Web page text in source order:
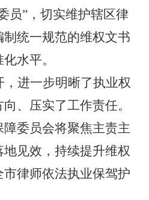
员”，切实维护辖区律
统一规范的维权文书
水平。
，进一步明晰了执业权
、压实了工作责任。
委员会将聚焦主责主
见效，持续提升维权
律师依法执业保驾护